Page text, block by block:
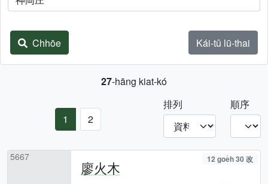
Chhōe Kái-tû lū-thai
27-hāng kiat-kó
1 2
排列 順序
5667
廖火木 12 goe̍h 30 改